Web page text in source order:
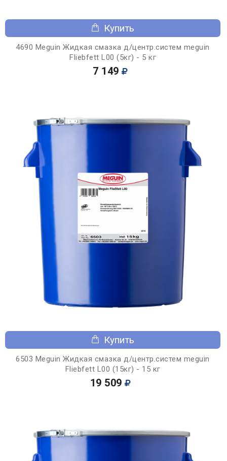
Купить
4690 Meguin Жидкая смазка д/центр.систем meguin
Fliebfett L00 (5кг) - 5 кг
7 149
Купить
6503 Meguin Жидкая смазка д/центр.систем meguin
Fliebfett L00 (15кг) - 15 кг
19 509